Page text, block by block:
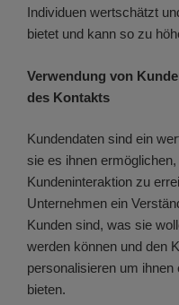
Individuen wertschätzt
bietet und kann so zu
Verwendung von
des Kontakts
Kundendaten sind ein
sie es ihnen
Kundeninteraktion zu
Unternehmen ein
Kunden sind, was sie
werden können und den
personalisieren um
bieten.